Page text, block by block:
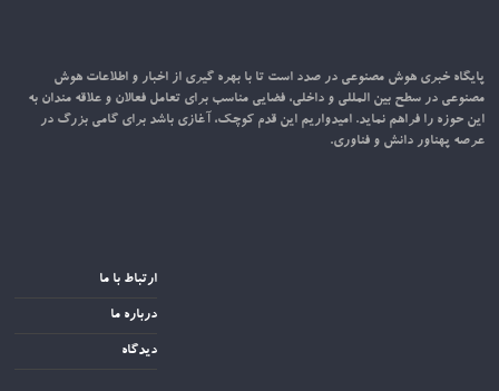
پایگاه خبری هوش مصنوعی در صدد است تا با بهره گیری از اخبار و اطلاعات هوش
مصنوعی در سطح بین المللی و داخلی، فضایی مناسب برای تعامل فعالان و علاقه مندان به
این حوزه را فراهم نماید. امیدواریم این قدم کوچک، آغازی باشد برای گامی بزرگ در
عرصه پهناور دانش و فناوری.
ارتباط با ما
درباره ما
دیدگاه